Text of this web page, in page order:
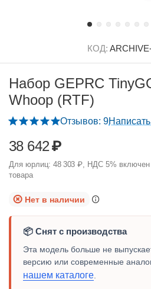
КОД:
Набор GEPRC
Whoop (RTF)
Отзывов: 9
38 642₽
Для юрлиц: 48 303 ₽, НДС 5% включен
товара
Нет в наличии
📦 Снят с производства
Эта модель больше не
версию или современные
нашем каталоге